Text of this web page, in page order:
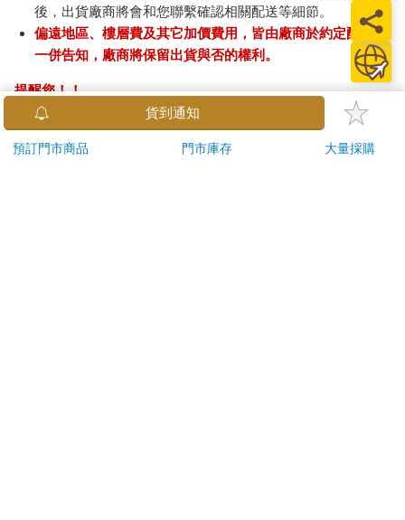
後，出貨廠商將會和您聯繫確認相關配送等細節。
偏遠地區、樓層費及其它加價費用，皆由廠商於約定配送時
一併告知，廠商將保留出貨與否的權利。
提醒您！！
金石堂及銀行均不會請您操作ATM! 如接獲電話要求您前往
ATM提款機，請不要聽從指示，以免受騙上當！
貨到通知
預訂門市商品 門市庫存 大量採購